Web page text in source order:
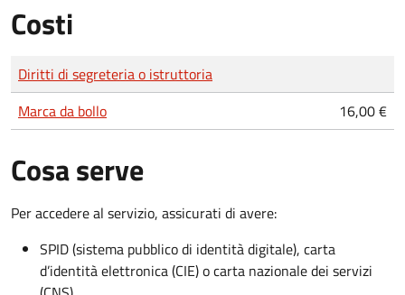
Costi
Tipo di pagamento
Importo
Diritti di segreteria o istruttoria
Marca da bollo
16,00 €
Cosa serve
Per accedere al servizio, assicurati di avere:
SPID (sistema pubblico di identità digitale), carta
d’identità elettronica (CIE) o carta nazionale dei servizi